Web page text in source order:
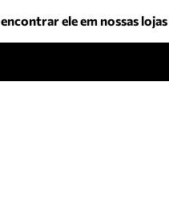
encontrar ele em nossas lojas